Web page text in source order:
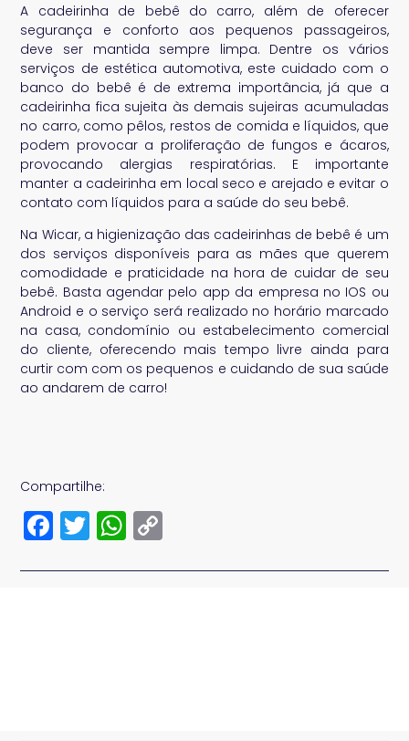
A cadeirinha de bebê do carro, além de oferecer
segurança e conforto aos pequenos passageiros,
deve ser mantida sempre limpa. Dentre os vários
serviços de estética automotiva, este cuidado com o
banco do bebê é de extrema importância, já que a
cadeirinha fica sujeita às demais sujeiras acumuladas
no carro, como pêlos, restos de comida e líquidos, que
podem provocar a proliferação de fungos e ácaros,
provocando alergias respiratórias. E importante
manter a cadeirinha em local seco e arejado e evitar o
contato com líquidos para a saúde do seu bebê.
Na Wicar, a higienização das cadeirinhas de bebê é um
dos serviços disponíveis para as mães que querem
comodidade e praticidade na hora de cuidar de seu
bebê. Basta agendar pelo app da empresa no IOS ou
Android e o serviço será realizado no horário marcado
na casa, condomínio ou estabelecimento comercial
do cliente, oferecendo mais tempo livre ainda para
curtir com com os pequenos e cuidando de sua saúde
ao andarem de carro!
Compartilhe:
Facebook
TwitterWhatsApp